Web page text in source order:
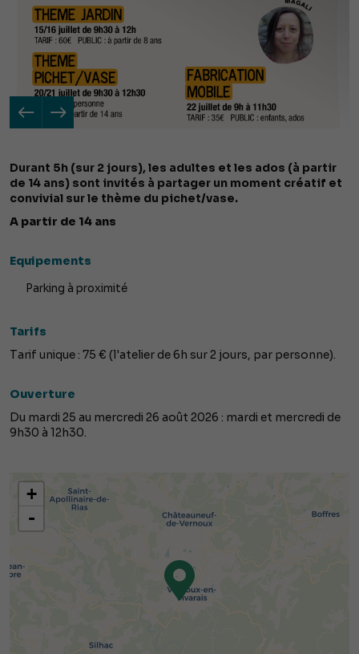
Durant 5h (sur 2 jours), les adultes et les ados (à partir
de 14 ans) sont invités à partager un moment créatif et
convivial sur le thème du pichet/vase.
A partir de 14 ans
Equipements
Parking à proximité
Tarifs
Tarif unique : 75 € (l'atelier de 6h sur 2 jours, par personne).
Ouverture
Du mardi 25 au mercredi 26 août 2026 : mardi et mercredi de
9h30 à 12h30.
+
-